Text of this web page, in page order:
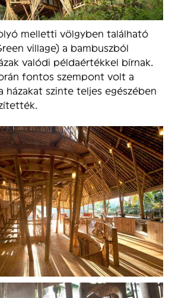
melletti völgyben található
village) a bambuszból
valódi példaértékkel bírnak.
fontos szempont volt a
házakat szinte teljes egészében